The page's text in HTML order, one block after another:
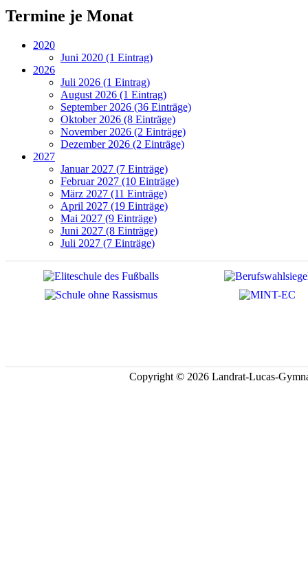
Termine je Monat
2020
Juni 2020 (1 Eintrag)
2026
Juli 2026 (1 Eintrag)
August 2026 (1 Eintrag)
September 2026 (36 Einträge)
Oktober 2026 (8 Einträge)
November 2026 (2 Einträge)
Dezember 2026 (2 Einträge)
2027
Januar 2027 (7 Einträge)
Februar 2027 (10 Einträge)
März 2027 (11 Einträge)
April 2027 (19 Einträge)
Mai 2027 (9 Einträge)
Juni 2027 (8 Einträge)
Juli 2027 (7 Einträge)
Copyright © 2026 Landrat-Lucas-